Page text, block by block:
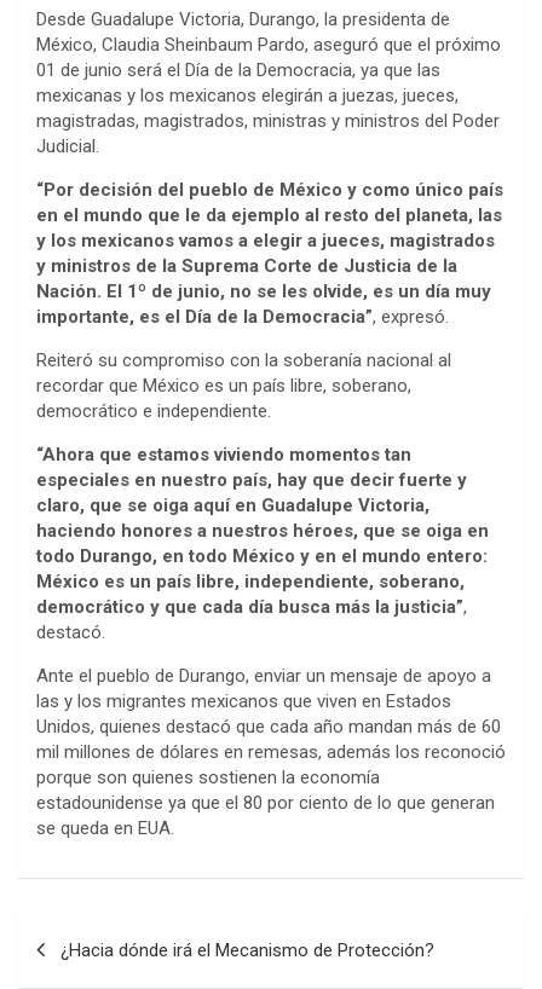
Desde Guadalupe Victoria, Durango, la presidenta de
México, Claudia Sheinbaum Pardo, aseguró que el próximo
01 de junio será el Día de la Democracia, ya que las
mexicanas y los mexicanos elegirán a juezas, jueces,
magistradas, magistrados, ministras y ministros del Poder
Judicial.
“Por decisión del pueblo de México y como único país
en el mundo que le da ejemplo al resto del planeta, las
y los mexicanos vamos a elegir a jueces, magistrados
y ministros de la Suprema Corte de Justicia de la
Nación. El 1º de junio, no se les olvide, es un día muy
importante, es el Día de la Democracia”, expresó.
Reiteró su compromiso con la soberanía nacional al
recordar que México es un país libre, soberano,
democrático e independiente.
“Ahora que estamos viviendo momentos tan
especiales en nuestro país, hay que decir fuerte y
claro, que se oiga aquí en Guadalupe Victoria,
haciendo honores a nuestros héroes, que se oiga en
todo Durango, en todo México y en el mundo entero:
México es un país libre, independiente, soberano,
democrático y que cada día busca más la justicia”,
destacó.
Ante el pueblo de Durango, enviar un mensaje de apoyo a
las y los migrantes mexicanos que viven en Estados
Unidos, quienes destacó que cada año mandan más de 60
mil millones de dólares en remesas, además los reconoció
porque son quienes sostienen la economía
estadounidense ya que el 80 por ciento de lo que generan
se queda en EUA.
navigation
¿Hacia dónde irá el Mecanismo de Protección?